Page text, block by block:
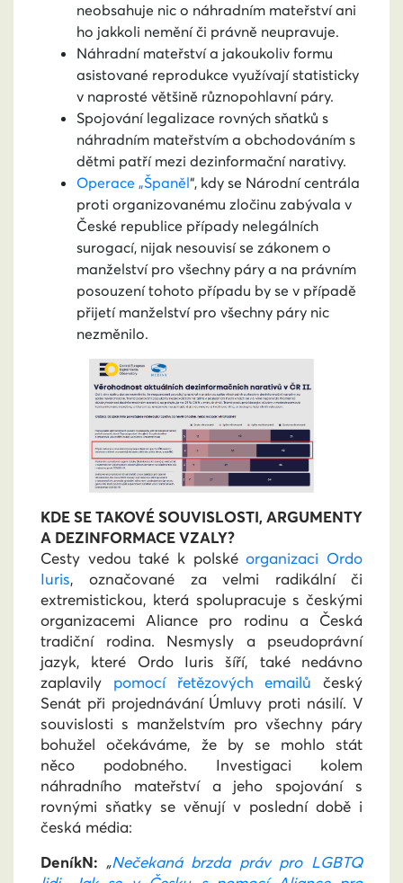
neobsahuje nic o náhradním mateřství ani
ho jakkoli nemění či právně neupravuje.
Náhradní mateřství a jakoukoliv formu
asistované reprodukce využívají statisticky
v naprosté většině různopohlavní páry.
Spojování legalizace rovných sňatků s
náhradním mateřstvím a obchodováním s
dětmi patří mezi dezinformační narativy.
Operace „Španěl“, kdy se Národní centrála
proti organizovanému zločinu zabývala v
České republice případy nelegálních
surogací, nijak nesouvisí se zákonem o
manželství pro všechny páry a na právním
posouzení tohoto případu by se v případě
přijetí manželství pro všechny páry nic
nezměnilo.
KDE SE TAKOVÉ SOUVISLOSTI, ARGUMENTY
A DEZINFORMACE VZALY?
Cesty vedou také k polskéorganizaci Ordo
Iuris, označované za velmi radikální či
extremistickou, která spolupracuje s českými
organizacemi Aliance pro rodinu a Česká
tradiční rodina. Nesmysly a pseudoprávní
jazyk, které Ordo Iuris šíří, také nedávno
zaplavily pomocí řetězových emailů český
Senát při projednávání Úmluvy proti násilí. V
souvislosti s manželstvím pro všechny páry
bohužel očekáváme, že by se mohlo stát
něco podobného. Investigaci kolem
náhradního mateřství a jeho spojování s
rovnými sňatky se věnují v poslední době i
česká média:
DeníkN: „Nečekaná brzda práv pro LGBTQ